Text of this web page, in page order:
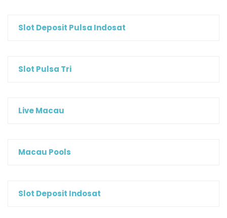
Slot Deposit Pulsa Indosat
Slot Pulsa Tri
Live Macau
Macau Pools
Slot Deposit Indosat